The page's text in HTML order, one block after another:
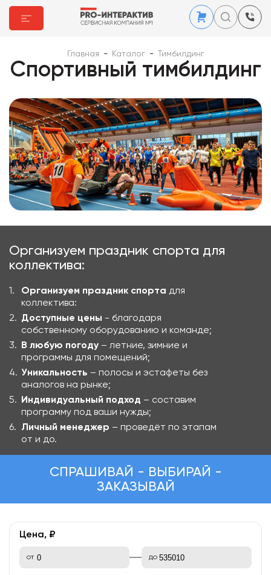
Главная - Каталог - Тимбилдинг
Спортивный тимбилдинг
Организуем праздник спорта для
коллектива:
Организуем праздник спорта для
коллектива:
Доступные цены - благодаря
собственному оборудованию и команде;
В любую погоду – летние, зимние и
программы для помещений;
Уникальность – полосы и эстафеты без
аналогов на рынке;
Индивидуальный подход – составим
программу под ваши нужды;
Личный менеджер – проведёт по этапам
от и до.
СПРАШИВАЙ - ВЫБИРАЙ -
ЗАКАЗЫВАЙ
Цена, ₽
от до